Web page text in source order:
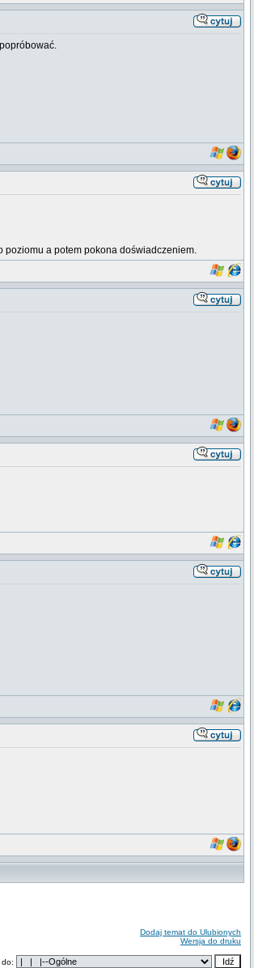
poziomu a potem pokona doświadczeniem.
Dodaj temat do Ulubionych
Wersja do druku
do: